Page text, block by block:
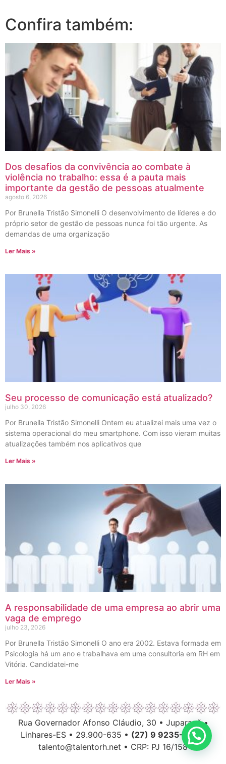
Confira também:
Dos desafios da convivência ao combate à
violência no trabalho: essa é a pauta mais
importante da gestão de pessoas atualmente
agosto 6, 2026
Por Brunella Tristão Simonelli O desenvolvimento de líderes e do
próprio setor de gestão de pessoas nunca foi tão urgente. As
demandas de uma organização
Ler Mais »
Seu processo de comunicação está atualizado?
julho 30, 2026
Por Brunella Tristão Simonelli Ontem eu atualizei mais uma vez o
sistema operacional do meu smartphone. Com isso vieram muitas
atualizações também nos aplicativos que
Ler Mais »
A responsabilidade de uma empresa ao abrir uma
vaga de emprego
julho 23, 2026
Por Brunella Tristão Simonelli O ano era 2002. Estava formada em
Psicologia há um ano e trabalhava em uma consultoria em RH em
Vitória. Candidatei-me
Ler Mais »
Rua Governador Afonso Cláudio, 30 • Juparanã •
Linhares-ES • 29.900-635 • (27) 9 9235-6063
talento@talentorh.net • CRP: PJ 16/158